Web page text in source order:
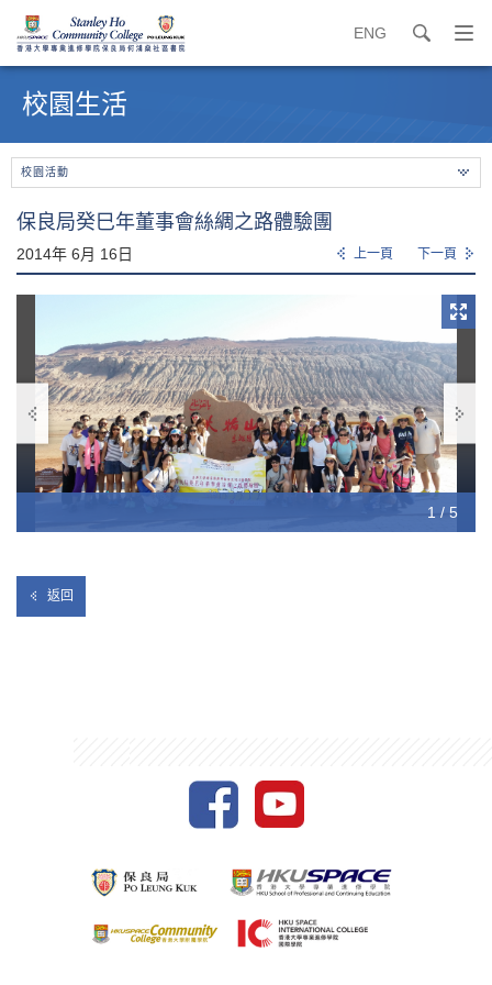
ENG search
打
開
始
校園生活
校園活動
保良局癸巳年董事會絲綢之路體驗團
2014年 6月 16日 上一頁 下一頁
1 / 5
2 / 5
3 / 5
4 / 5
5 / 5
返回